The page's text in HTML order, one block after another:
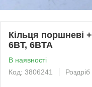
Кільця поршневі
6BT, 6BTA
В наявності
Код: 3806241
Роздріб